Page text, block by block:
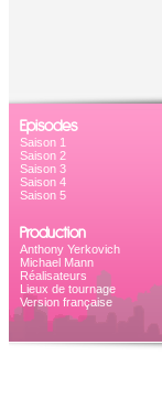
Episodes
Saison 1
Saison 2
Saison 3
Saison 4
Saison 5
Production
Anthony Yerkovich
Michael Mann
Réalisateurs
Lieux de tournage
Version française